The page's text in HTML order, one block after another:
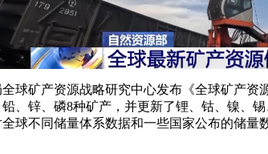
球矿产资源战略研究中心发布《全球矿产
、锌、磷8种矿产，并更新了锂、钴、镍、
球不同储量体系数据和一些国家公布的储